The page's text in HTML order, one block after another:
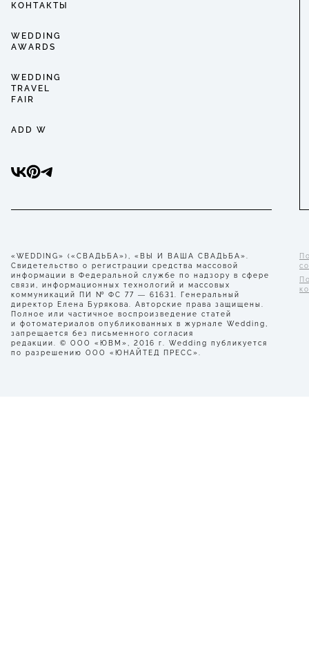
КОНТАКТЫ
WEDDING
AWARDS
WEDDING
TRAVEL
FAIR
ADD W
«WEDDING» («СВАДЬБА»), «ВЫ И ВАША СВАДЬБА».
Свидетельство о регистрации средства массовой
информации в Федеральной службе по надзору в сфере
связи, информационных технологий и массовых
коммуникаций ПИ № ФС 77 — 61631. Генеральный
директор Елена Бурякова. Авторские права защищены.
Полное или частичное воспроизведение статей
и фотоматериалов опубликованных в журнале Wedding,
запрещается без письменного согласия
редакции. © ООО «ЮВМ», 2016 г. Wedding публикуется
по разрешению ООО «ЮНАЙТЕД ПРЕСС».